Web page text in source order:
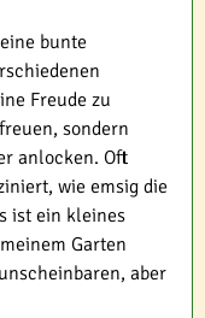
bunte
Freude zu
sondern
anlocken. Oft
wie emsig die
ist ein kleines
Garten
aber